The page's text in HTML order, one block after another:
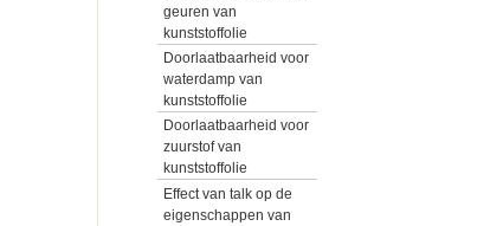
geuren van
kunststoffolie
Doorlaatbaarheid voor
waterdamp van
kunststoffolie
Doorlaatbaarheid voor
zuurstof van
kunststoffolie
Effect van talk op de
eigenschappen van